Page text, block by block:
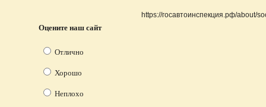
https://госавтоинспекция.рф/about/
Оцените наш сайт
Отлично
Хорошо
Неплохо